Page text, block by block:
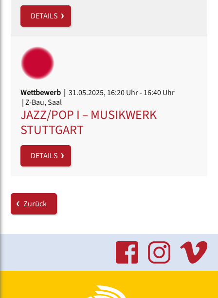
DETAILS
Wettbewerb | 31.05.2025, 16:20 Uhr- 16:40 Uhr
| Z-Bau, Saal
JAZZ/POP I – MUSIKWERK
STUTTGART
DETAILS
Zurück